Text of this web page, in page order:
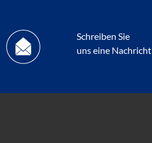
Schreiben Sie
uns eine Nachricht